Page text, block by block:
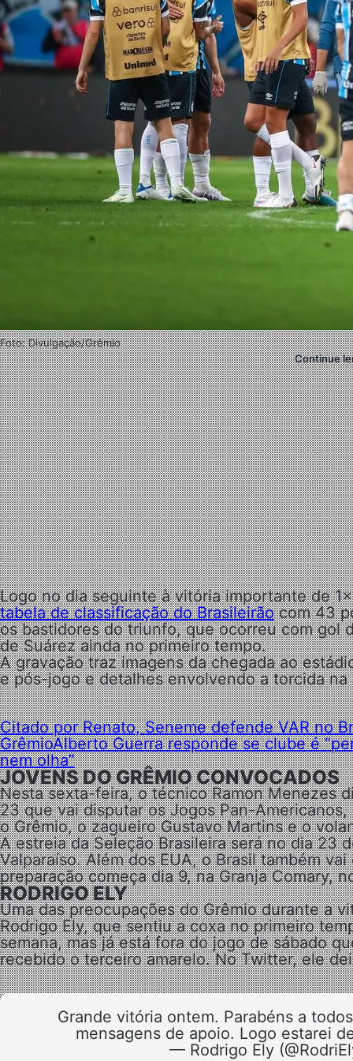
Foto: Divulgação/Grêmio
Continue
Logo no dia seguinte à vitória importante de
tabela de classificação do Brasileirãocom 43
os bastidores do triunfo, que ocorreu com gol
de Suárez ainda no primeiro tempo.
A gravação traz imagens da chegada ao
e pós-jogo e detalhes envolvendo a torcida na
Citado por Renato, Seneme defende VAR no
GrêmioAlberto Guerra responde se clube é
nem olha”
JOVENS DO GRÊMIO CONVOCADOS
Nesta sexta-feira, o técnico Ramon Menezes
23 que vai disputar os Jogos Pan-
o Grêmio, o zagueiro Gustavo Martins e o
A estreia da Seleção Brasileira será no dia 23
Valparaíso. Além dos EUA, o Brasil também
preparação começa dia 9, na Granja Comary,
RODRIGO ELY
Uma das preocupações do Grêmio durante a
Rodrigo Ely, que sentiu a coxa no primeiro
semana, mas já está fora do jogo de sábado
recebido o terceiro amarelo. No Twitter, ele
Grande vitória ontem. Parabéns a
mensagens de apoio. Logo estarei
— Rodrigo Ely